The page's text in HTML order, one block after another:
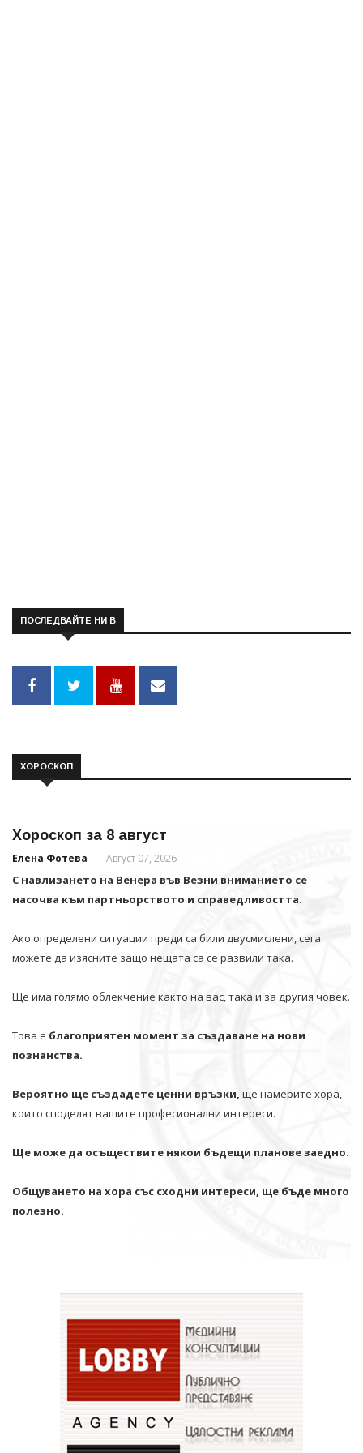
ПОСЛЕДВАЙТЕ НИ В
ХОРОСКОП
Хороскоп за 8 август
Елена Фотева Август 07, 2026
С навлизането на Венера във Везни вниманието се
насочва към партньорството и справедливостта.
Ако определени ситуации преди са били двусмислени, сега
можете да изясните защо нещата са се развили така.
Ще има голямо облекчение както на вас, така и за другия човек.
Това е благоприятен момент за създаване на нови
познанства.
Вероятно ще създадете ценни връзки, ще намерите хора,
които споделят вашите професионални интереси.
Ще може да осъществите някои бъдещи планове заедно.
Общуването на хора със сходни интереси, ще бъде много
полезно.